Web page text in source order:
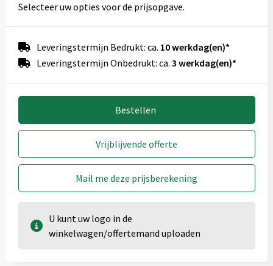
Selecteer uw opties voor de prijsopgave.
Leveringstermijn Bedrukt: ca. 10 werkdag(en)*
Leveringstermijn Onbedrukt: ca. 3 werkdag(en)*
Bestellen
Vrijblijvende offerte
Mail me deze prijsberekening
U kunt uw logo in de
winkelwagen/offertemand uploaden